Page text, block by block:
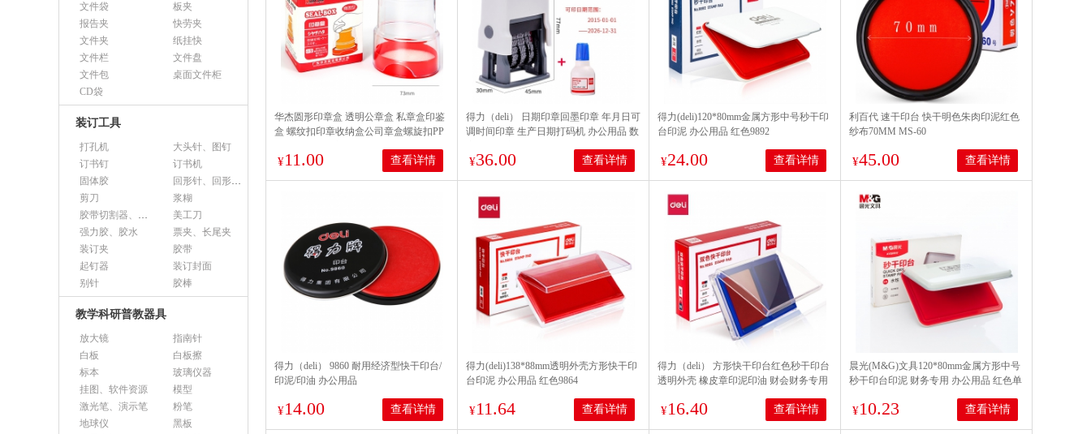
文件袋
板夹
报告夹
快劳夹
文件夹
纸挂快
文件栏
文件盘
文件包
桌面文件柜
CD袋
装订工具
打孔机
大头针、图钉
订书钉
订书机
固体胶
回形针、回形针盒
剪刀
浆糊
胶带切割器、胶带座、封箱器
美工刀
强力胶、胶水
票夹、长尾夹
装订夹
胶带
起钉器
装订封面
别针
胶棒
教学科研普教器具
放大镜
指南针
白板
白板擦
标本
玻璃仪器
挂图、软件资源
模型
激光笔、演示笔
粉笔
地球仪
黑板
华杰圆形印章盒 透明公章盒 私章盒印鉴
盒 螺纹扣印章收纳盒公司章盒螺旋扣PP
60mm）
¥11.00 查看详情
得力（deli） 日期印章回墨印章 年月日可
调时间印章 生产日期打码机 办公用品 数
¥36.00 查看详情
得力(deli)120*80mm金属方形中号秒干印
台印泥 办公用品 红色9892
¥24.00 查看详情
利百代 速干印台 快干明色朱肉印泥红色
纱布70MM MS-60
¥45.00 查看详情
得力（deli） 9860 耐用经济型快干印台/
印泥/印油 办公用品
¥14.00 查看详情
得力(deli)138*88mm透明外壳方形快干印
台印泥 办公用品 红色9864
¥11.64 查看详情
得力（deli） 方形快干印台红色秒干印台
透明外壳 橡皮章印泥印油 财会财务专用
¥16.40 查看详情
晨光(M&G)文具120*80mm金属方形中号
秒干印台印泥 财务专用 办公用品 红色单
¥10.23 查看详情